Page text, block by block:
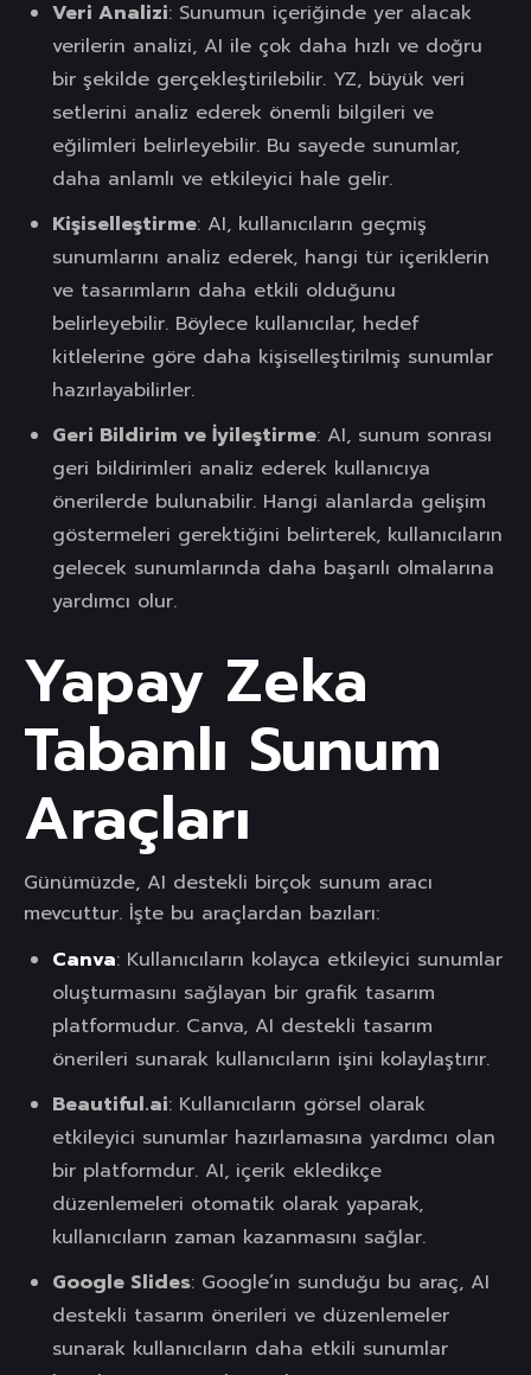
Veri Analizi: Sunumun içeriğinde yer alacak
verilerin analizi, AI ile çok daha hızlı ve doğru
bir şekilde gerçekleştirilebilir. YZ, büyük veri
setlerini analiz ederek önemli bilgileri ve
eğilimleri belirleyebilir. Bu sayede sunumlar,
daha anlamlı ve etkileyici hale gelir.
Kişiselleştirme: AI, kullanıcıların geçmiş
sunumlarını analiz ederek, hangi tür içeriklerin
ve tasarımların daha etkili olduğunu
belirleyebilir. Böylece kullanıcılar, hedef
kitlelerine göre daha kişiselleştirilmiş sunumlar
hazırlayabilirler.
Geri Bildirim ve İyileştirme: AI, sunum sonrası
geri bildirimleri analiz ederek kullanıcıya
önerilerde bulunabilir. Hangi alanlarda gelişim
göstermeleri gerektiğini belirterek, kullanıcıların
gelecek sunumlarında daha başarılı olmalarına
yardımcı olur.
Yapay Zeka
Tabanlı Sunum
Araçları
Günümüzde, AI destekli birçok sunum aracı
mevcuttur. İşte bu araçlardan bazıları:
Canva: Kullanıcıların kolayca etkileyici sunumlar
oluşturmasını sağlayan bir grafik tasarım
platformudur. Canva, AI destekli tasarım
önerileri sunarak kullanıcıların işini kolaylaştırır.
Beautiful.ai: Kullanıcıların görsel olarak
etkileyici sunumlar hazırlamasına yardımcı olan
bir platformdur. AI, içerik ekledikçe
düzenlemeleri otomatik olarak yaparak,
kullanıcıların zaman kazanmasını sağlar.
Google Slides: Google’ın sunduğu bu araç, AI
destekli tasarım önerileri ve düzenlemeler
sunarak kullanıcıların daha etkili sunumlar